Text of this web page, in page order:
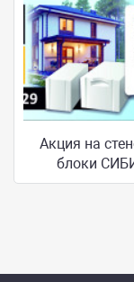
Акция на
блоки